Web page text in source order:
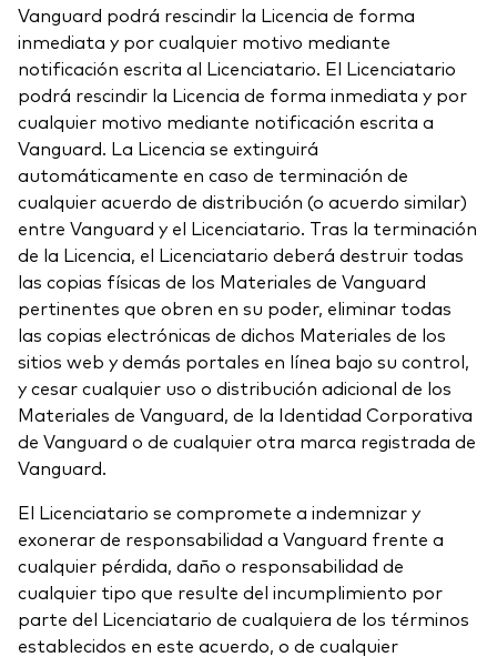
Vanguard podrá rescindir la Licencia de forma
inmediata y por cualquier motivo mediante
notificación escrita al Licenciatario. El Licenciatario
podrá rescindir la Licencia de forma inmediata y por
cualquier motivo mediante notificación escrita a
Vanguard. La Licencia se extinguirá
automáticamente en caso de terminación de
cualquier acuerdo de distribución (o acuerdo similar)
entre Vanguard y el Licenciatario. Tras la terminación
de la Licencia, el Licenciatario deberá destruir todas
las copias físicas de los Materiales de Vanguard
pertinentes que obren en su poder, eliminar todas
las copias electrónicas de dichos Materiales de los
sitios web y demás portales en línea bajo su control,
y cesar cualquier uso o distribución adicional de los
Materiales de Vanguard, de la Identidad Corporativa
de Vanguard o de cualquier otra marca registrada de
Vanguard.
El Licenciatario se compromete a indemnizar y
exonerar de responsabilidad a Vanguard frente a
cualquier pérdida, daño o responsabilidad de
cualquier tipo que resulte del incumplimiento por
parte del Licenciatario de cualquiera de los términos
establecidos en este acuerdo, o de cualquier